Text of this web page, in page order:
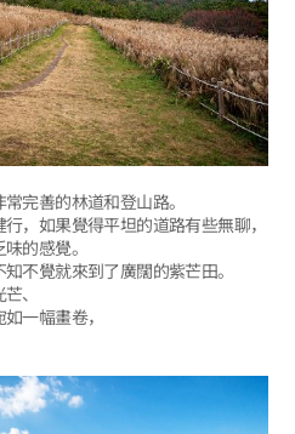
完善的林道和登山路。
，如果覺得平坦的道路有些無聊，
的感覺。
不覺就來到了廣闊的紫芒田。
、
一幅畫卷，